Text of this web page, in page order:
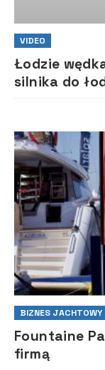
VIDEO
Łodzie
silnika do
BIZNES JACHTOWY
Fountaine
firmą